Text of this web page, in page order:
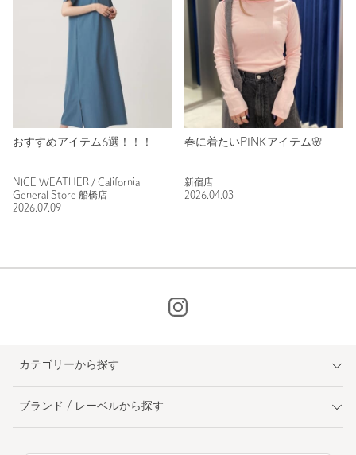
おすすめアイテム6選！！！
NICE WEATHER / California
General Store 船橋店
2026.07.09
春に着たいPINKアイテム🌸
新宿店
2026.04.03
カテゴリーから探す
ブランド / レーベルから探す